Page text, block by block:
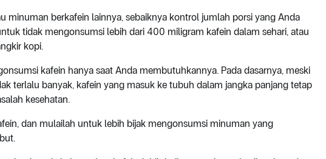
minuman berkafein lainnya, sebaiknya kontrol jumlah porsi yang Anda
tidak mengonsumsi lebih dari 400 miligram kafein dalam sehari, atau
kopi.
kafein hanya saat Anda membutuhkannya. Pada dasarnya, meski
terlalu banyak, kafein yang masuk ke tubuh dalam jangka panjang tetap
kesehatan.
dan mulailah untuk lebih bijak mengonsumsi minuman yang